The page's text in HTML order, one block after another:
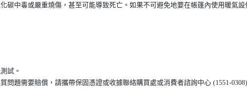
碳中毒或嚴重燒傷，甚至可能導致死亡。如果不可避免地要在帳篷內使用暖氣
試。
題需要賠償，請攜帶保固憑證或收據聯絡購買處或消費者諮詢中心 (1551-